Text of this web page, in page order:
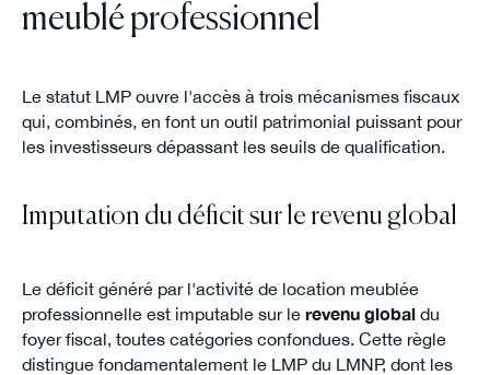
meublé professionnel
Le statut LMP ouvre l'accès à trois mécanismes fiscaux
qui, combinés, en font un outil patrimonial puissant pour
les investisseurs dépassant les seuils de qualification.
Imputation du déficit sur le revenu global
Le déficit généré par l'activité de location meublée
professionnelle est imputable sur le revenu globaldu
foyer fiscal, toutes catégories confondues. Cette règle
distingue fondamentalement le LMP du LMNP, dont les